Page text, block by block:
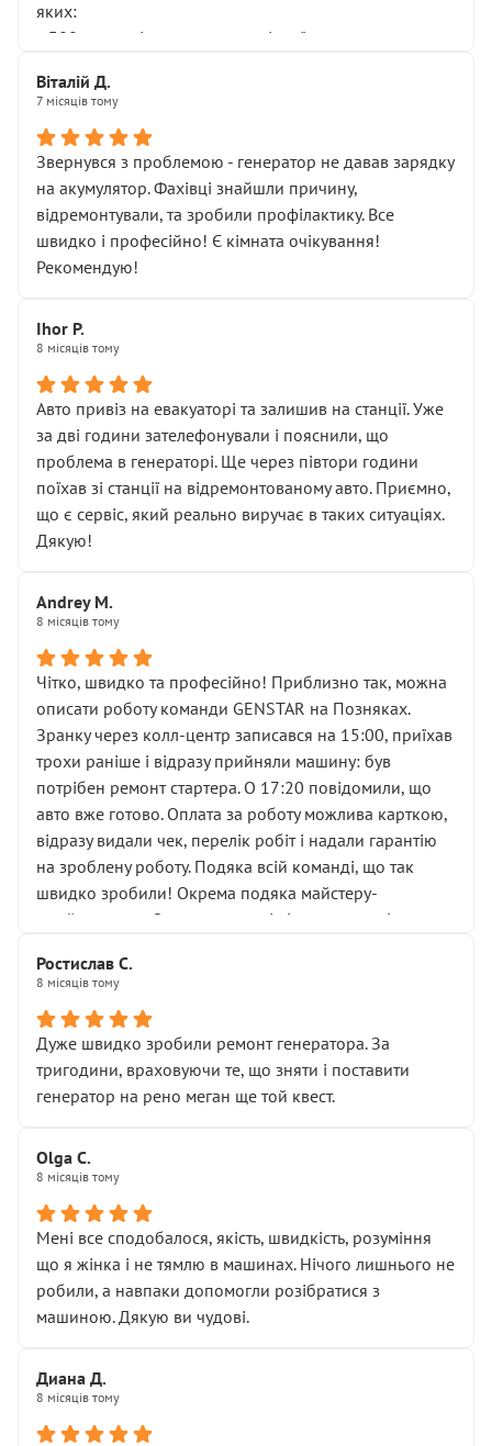
яких:
• 300 грн — діагностика гальмівної системи
НЕ погоджував
послуга. Тим більше, я був поруч і жодної реальної
діагностики ходової не проводилось. Після
зауваження гроші за цю “послугу” повернули, що
лише підтвердило мою правоту.
Але головне — я виїжджаю з боксу, і скрип у гальмах
залишився таким самим, як і був. Тобто оплачена
Далі ситуація тільки погіршилась:
• сказали, що тепер “потрібно знімати колеса”
• що біля авто стояти вже не можна
• почали озвучувати купу додаткових робіт без
чіткого пояснення
( ну все зняли та доробили) дякую!
Окремий момент, який виглядає абсурдно:
мені заявили, що бачок гальмівної рідини потрібно
міняти разом із головним гальмівним циліндром у
Для людини, яка хоча б трохи розуміється на техніці,
це звучить як мінімум непрофесійно, а як максимум —
спроба продати дорогий вузол замість елементарних
ущільнювачів.
Що прикро — це не перший мій візит. Раніше міняв у
вас стартер, і тоді сервіс наче справив хороше
враження. Але згодом знайшов декілька гайок під
лобовим склом. Мені пояснили, що це “старі гайки, які
відкручували”, і попросили не хвилюватися. ( надіюсь
новий власник, не застяг в полі))
Але після нинішнього візиту такі дрібниці вже не
здаються дрібницями.
Я — клієнт, який працює на довірі, і саме її цей сервіс
Хотілося б більше:
• належної уваги до авто
• прозорості в роботах і рахунках
• реальної діагностики, а не формального
“подивились і поїхав”
На жаль, складається враження, що сервіс працює не
Стосовно комунікації - все добре
Віталій Д.
7 місяців тому
Звернувся з проблемою - генератор не давав зарядку
на акумулятор. Фахівці знайшли причину,
відремонтували, та зробили профілактику. Все
швидко і професійно! Є кімната очікування!
Рекомендую!
Ihor P.
8 місяців тому
Авто привіз на евакуаторі та залишив на станції. Уже
за дві години зателефонували і пояснили, що
проблема в генераторі. Ще через півтори години
поїхав зі станції на відремонтованому авто. Приємно,
що є сервіс, який реально виручає в таких ситуаціях.
Дякую!
Andrey M.
8 місяців тому
Чітко, швидко та професійно! Приблизно так, можна
описати роботу команди GENSTAR на Позняках.
Зранку через колл-центр записався на 15:00, приїхав
трохи раніше і відразу прийняли машину: був
потрібен ремонт стартера. О 17:20 повідомили, що
авто вже готово. Оплата за роботу можлива карткою,
відразу видали чек, перелік робіт і надали гарантію
на зроблену роботу. Подяка всій команді, що так
швидко зробили! Окрема подяка майстеру-
приймальнику Олександру: всі чітко та по суті.
звертатися до цього автосервісу.
Ростислав С.
8 місяців тому
Дуже швидко зробили ремонт генератора. За
тригодини, враховуючи те, що зняти і поставити
генератор на рено меган ще той квест.
Olga С.
8 місяців тому
Мені все сподобалося, якість, швидкість, розуміння
що я жінка і не тямлю в машинах. Нічого лишнього не
робили, а навпаки допомогли розібратися з
машиною. Дякую ви чудові.
Диана Д.
8 місяців тому